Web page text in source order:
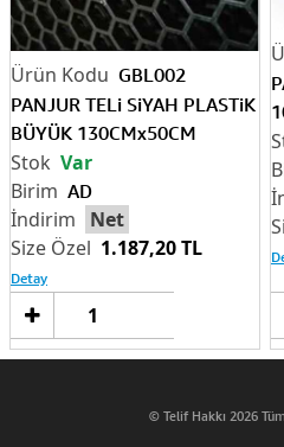
GBL002
PANJUR TELi SiYAH PLASTiK
BÜYÜK 130CMx50CM
AD
Net
1.187,20 TL
Var
Detay
© Telif Hakkı 2026